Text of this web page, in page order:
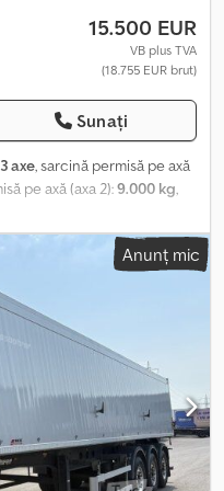
15.500 EUR
VB plus TVA
(18.755 EUR brut)
Sunați
3 axe, sarcină permisă pe axă
pe axă (axa 2):9.000 kg,
totală:2.420 mm,
, dimensiunea anvelopei:
385/65R22.5 Marcă axe:
pneumatică Punte
axă: 9.000 kg Punte spate
9.000 kg Punte spate 3:
Greutate la gol: 5.190 kg
Funcțional Basculantă:
optică: bună Daune:
UE: Truckcentrum
Anunț mic